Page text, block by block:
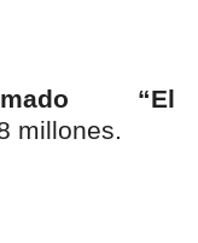
“El
millones.